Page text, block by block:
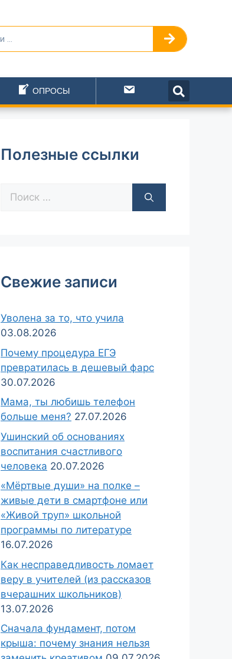
ОПРОСЫ
Написать
Полезные ссылки
Свежие записи
Уволена за то, что учила
03.08.2026
Почему процедура ЕГЭ
превратилась в дешевый фарс
30.07.2026
Мама, ты любишь телефон
больше меня? 27.07.2026
Ушинский об основаниях
воспитания счастливого
человека 20.07.2026
«Мёртвые души» на полке –
живые дети в смартфоне или
«Живой труп» школьной
программы по литературе
16.07.2026
Как несправедливость ломает
веру в учителей (из рассказов
вчерашних школьников)
13.07.2026
Сначала фундамент, потом
крыша: почему знания нельзя